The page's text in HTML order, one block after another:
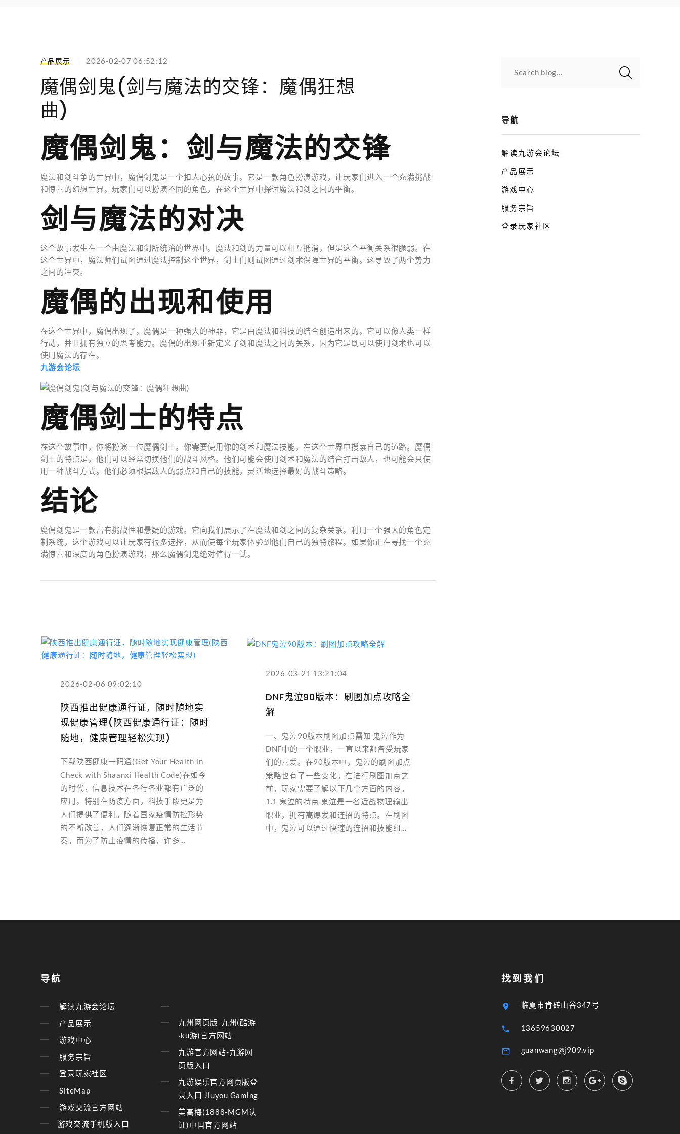
产品展示 2026-02-07 06:52:12
魔偶剑鬼(剑与魔法的交锋：魔偶狂想
曲)
魔偶剑鬼：剑与魔法的交锋
魔法和剑斗争的世界中，魔偶剑鬼是一个扣人心弦的故事。它是一款角色扮演游戏，让玩家们进入一个充满挑战
和惊喜的幻想世界。玩家们可以扮演不同的角色，在这个世界中探讨魔法和剑之间的平衡。
剑与魔法的对决
这个故事发生在一个由魔法和剑所统治的世界中。魔法和剑的力量可以相互抵消，但是这个平衡关系很脆弱。在
这个世界中，魔法师们试图通过魔法控制这个世界，剑士们则试图通过剑术保障世界的平衡。这导致了两个势力
之间的冲突。
魔偶的出现和使用
在这个世界中，魔偶出现了。魔偶是一种强大的神器，它是由魔法和科技的结合创造出来的。它可以像人类一样
行动，并且拥有独立的思考能力。魔偶的出现重新定义了剑和魔法之间的关系，因为它是既可以使用剑术也可以
使用魔法的存在。
九游会论坛
魔偶剑士的特点
在这个故事中，你将扮演一位魔偶剑士。你需要使用你的剑术和魔法技能，在这个世界中搜索自己的道路。魔偶
剑士的特点是，他们可以经常切换他们的战斗风格。他们可能会使用剑术和魔法的结合打击敌人，也可能会只使
用一种战斗方式。他们必须根据敌人的弱点和自己的技能，灵活地选择最好的战斗策略。
结论
魔偶剑鬼是一款富有挑战性和悬疑的游戏。它向我们展示了在魔法和剑之间的复杂关系。利用一个强大的角色定
制系统，这个游戏可以让玩家有很多选择，从而使每个玩家体验到他们自己的独特旅程。如果你正在寻找一个充
满惊喜和深度的角色扮演游戏，那么魔偶剑鬼绝对值得一试。
2026-02-06 09:02:10
陕西推出健康通行证，随时随地实
现健康管理(陕西健康通行证：随时
随地，健康管理轻松实现)
下载陕西健康一码通(Get Your Health in
Check with Shaanxi Health Code)在如今
的时代，信息技术在各行各业都有广泛的
应用。特别在防疫方面，科技手段更是为
人们提供了便利。随着国家疫情防控形势
的不断改善，人们逐渐恢复正常的生活节
奏。而为了防止疫情的传播，许多...
2026-03-21 13:21:04
DNF鬼泣90版本：刷图加点攻略全
解
一、鬼泣90版本刷图加点需知 鬼泣作为
DNF中的一个职业，一直以来都备受玩家
们的喜爱。在90版本中，鬼泣的刷图加点
策略也有了一些变化。在进行刷图加点之
前，玩家需要了解以下几个方面的内容。
1.1 鬼泣的特点 鬼泣是一名近战物理输出
职业，拥有高爆发和连招的特点。在刷图
中，鬼泣可以通过快速的连招和技能组...
Search blog...
导航
解读九游会论坛
产品展示
游戏中心
服务宗旨
登录玩家社区
导航
解读九游会论坛
产品展示
游戏中心
服务宗旨
登录玩家社区
SiteMap
游戏交流官方网站
游戏交流手机版入口
九州网页版-九州(酷游
·ku游)官方网站
九游官方网站-九游网
页版入口
九游娱乐官方网页版登
录入口 Jiuyou Gaming
美高梅(1888-MGM认
证)中国官方网站
找到我们
临夏市肯砖山谷347号
13659630027
guanwang@j909.vip